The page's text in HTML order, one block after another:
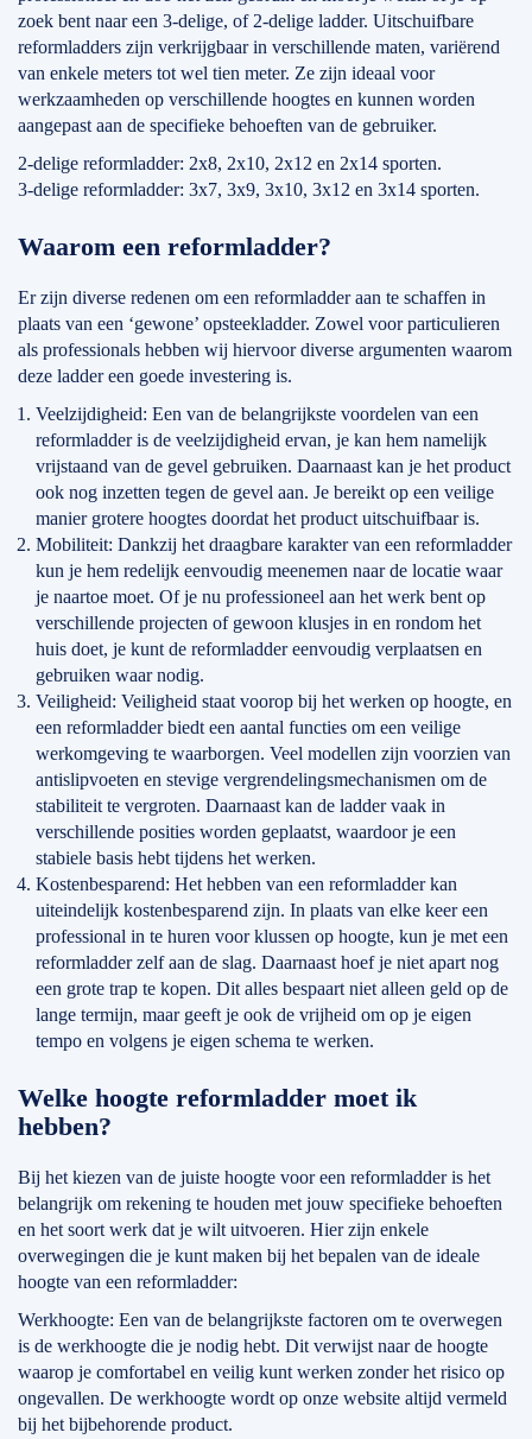
zoek bent naar een 3-delige, of 2-delige ladder. Uitschuifbare
reformladders zijn verkrijgbaar in verschillende maten, variërend
van enkele meters tot wel tien meter. Ze zijn ideaal voor
werkzaamheden op verschillende hoogtes en kunnen worden
aangepast aan de specifieke behoeften van de gebruiker.
2-delige reformladder: 2x8, 2x10, 2x12 en 2x14 sporten.
3-delige reformladder: 3x7, 3x9, 3x10, 3x12 en 3x14 sporten.
Waarom een reformladder?
Er zijn diverse redenen om een reformladder aan te schaffen in
plaats van een ‘gewone’ opsteekladder. Zowel voor particulieren
als professionals hebben wij hiervoor diverse argumenten waarom
deze ladder een goede investering is.
Veelzijdigheid: Een van de belangrijkste voordelen van een
reformladder is de veelzijdigheid ervan, je kan hem namelijk
vrijstaand van de gevel gebruiken. Daarnaast kan je het product
ook nog inzetten tegen de gevel aan. Je bereikt op een veilige
manier grotere hoogtes doordat het product uitschuifbaar is.
Mobiliteit: Dankzij het draagbare karakter van een reformladder
kun je hem redelijk eenvoudig meenemen naar de locatie waar
je naartoe moet. Of je nu professioneel aan het werk bent op
verschillende projecten of gewoon klusjes in en rondom het
huis doet, je kunt de reformladder eenvoudig verplaatsen en
gebruiken waar nodig.
Veiligheid: Veiligheid staat voorop bij het werken op hoogte, en
een reformladder biedt een aantal functies om een veilige
werkomgeving te waarborgen. Veel modellen zijn voorzien van
antislipvoeten en stevige vergrendelingsmechanismen om de
stabiliteit te vergroten. Daarnaast kan de ladder vaak in
verschillende posities worden geplaatst, waardoor je een
stabiele basis hebt tijdens het werken.
Kostenbesparend: Het hebben van een reformladder kan
uiteindelijk kostenbesparend zijn. In plaats van elke keer een
professional in te huren voor klussen op hoogte, kun je met een
reformladder zelf aan de slag. Daarnaast hoef je niet apart nog
een grote trap te kopen. Dit alles bespaart niet alleen geld op de
lange termijn, maar geeft je ook de vrijheid om op je eigen
tempo en volgens je eigen schema te werken.
Welke hoogte reformladder moet ik
hebben?
Bij het kiezen van de juiste hoogte voor een reformladder is het
belangrijk om rekening te houden met jouw specifieke behoeften
en het soort werk dat je wilt uitvoeren. Hier zijn enkele
overwegingen die je kunt maken bij het bepalen van de ideale
hoogte van een reformladder:
Werkhoogte: Een van de belangrijkste factoren om te overwegen
is de werkhoogte die je nodig hebt. Dit verwijst naar de hoogte
waarop je comfortabel en veilig kunt werken zonder het risico op
ongevallen. De werkhoogte wordt op onze website altijd vermeld
bij het bijbehorende product.